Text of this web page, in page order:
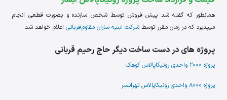
همانطور که گفته شد پیش فروش توسط شخص سازنده و بصورت قطعی انجام
میپذیرد که در زمان مقرر توسط شرکت ابنیه سازان مقاوم قربانی اعلام خواهد شد.
پروژه های در دست ساخت دیگر حاج رحیم قربانی
پروژه 2000 واحدی رونیکاپالاس کوهک
پروژه 8000 واحدی رونیکاپالاس تهرانسر